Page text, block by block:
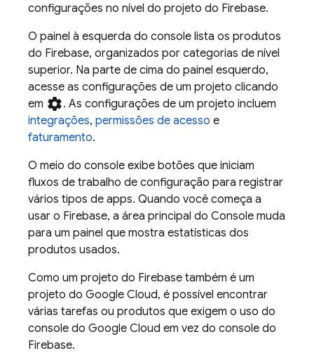
configurações no nível do projeto do Firebase.
O painel à esquerda do console lista os produtos
do Firebase, organizados por categorias de nível
superior. Na parte de cima do painel esquerdo,
acesse as configurações de um projeto clicando
em settings. As configurações de um projeto incluem
integrações, permissões de acesso e
faturamento.
O meio do console exibe botões que iniciam
fluxos de trabalho de configuração para registrar
vários tipos de apps. Quando você começa a
usar o Firebase, a área principal do Console muda
para um painel que mostra estatísticas dos
produtos usados.
Como um projeto do Firebase também é um
projeto do Google Cloud, é possível encontrar
várias tarefas ou produtos que exigem o uso do
console do Google Cloud em vez do console do
Firebase.